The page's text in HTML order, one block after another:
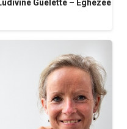
Guelette – Eghezée